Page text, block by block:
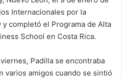
Internacionales por la
completó el Programa de Alta
School en Costa Rica.
Padilla se encontraba
varios amigos cuando se sintió